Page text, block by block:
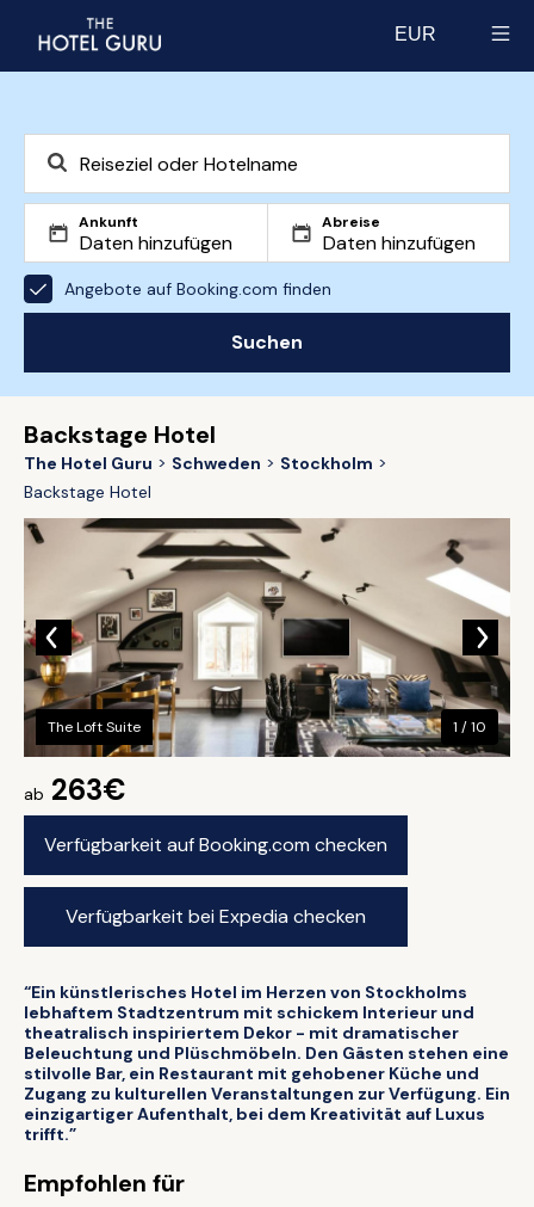
EUR
Ankunft Abreise
Angebote auf Booking.com finden
Suchen
Backstage Hotel
The Hotel Guru Schweden
Stockholm
Backstage Hotel
ab 263€
Verfügbarkeit auf Booking.com checken
Verfügbarkeit bei Expedia checken
The Loft Suite 1 / 10
“Ein künstlerisches Hotel im Herzen von Stockholms
lebhaftem Stadtzentrum mit schickem Interieur und
theatralisch inspiriertem Dekor - mit dramatischer
Beleuchtung und Plüschmöbeln. Den Gästen stehen eine
stilvolle Bar, ein Restaurant mit gehobener Küche und
Zugang zu kulturellen Veranstaltungen zur Verfügung. Ein
einzigartiger Aufenthalt, bei dem Kreativität auf Luxus
trifft.”
Empfohlen für